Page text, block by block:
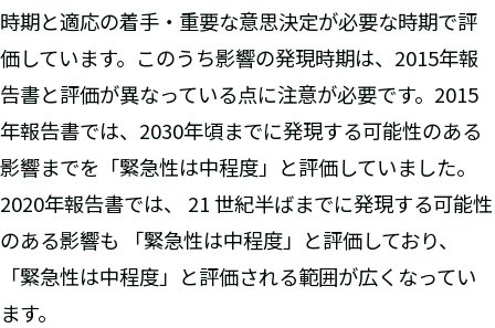
時期と適応の着手・重要な意思決定が必要な時期で評
価しています。このうち影響の発現時期は、2015年報
告書と評価が異なっている点に注意が必要です。2015
年報告書では、2030年頃までに発現する可能性のある
影響までを「緊急性は中程度」と評価していました。
2020年報告書では、 21 世紀半ばまでに発現する可能性
のある影響も 「緊急性は中程度」と評価しており、
「緊急性は中程度」と評価される範囲が広くなってい
ます。